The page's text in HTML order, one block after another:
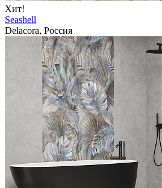
Хит!
Seashell
Delacora, Россия